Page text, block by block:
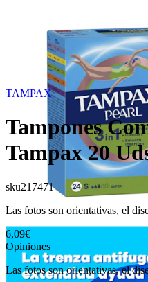
TAMPAX
Tampones
Tampax 20
sku217471
Las fotos son orientativas, el
6,09€
Opiniones
Las fotos son orientativas, el